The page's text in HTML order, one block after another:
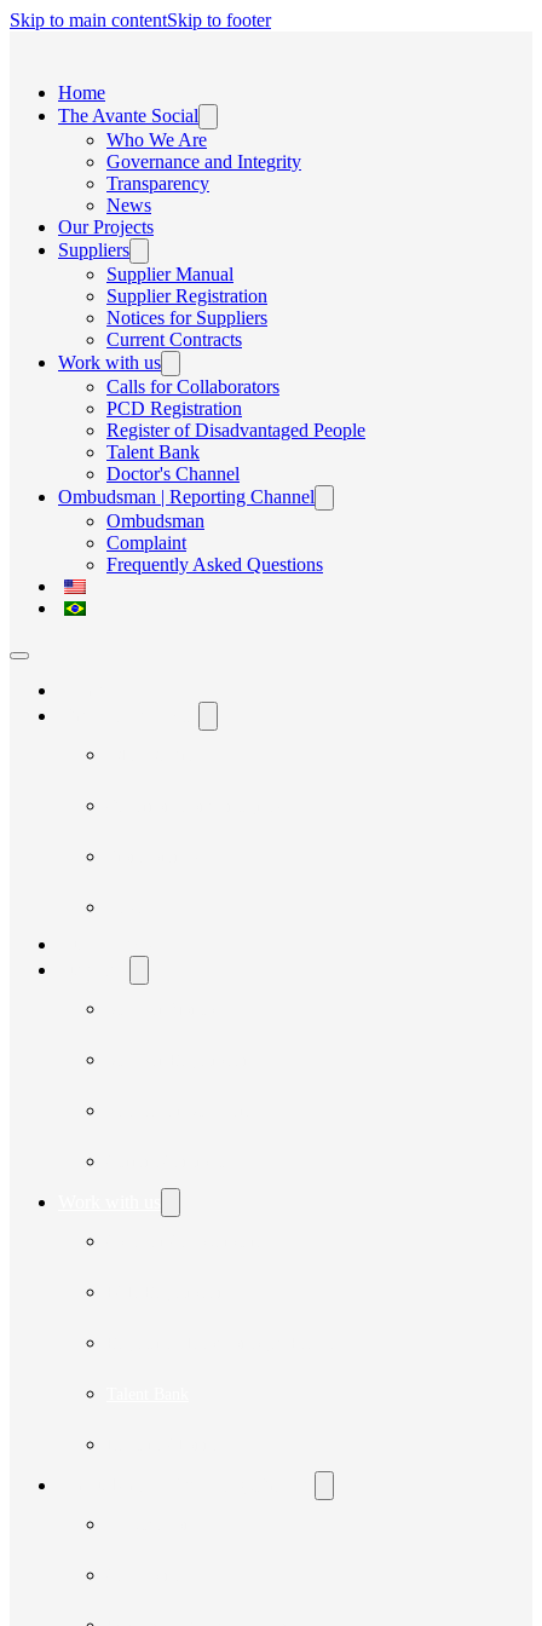
Skip to main contentSkip to footer
Home
The Avante Social
Who We Are
Governance and Integrity
Transparency
News
Our Projects
Suppliers
Supplier Manual
Supplier Registration
Notices for Suppliers
Current Contracts
Work with us
Calls for Collaborators
PCD Registration
Register of Disadvantaged People
Talent Bank
Doctor's Channel
Ombudsman | Reporting Channel
Ombudsman
Complaint
Frequently Asked Questions